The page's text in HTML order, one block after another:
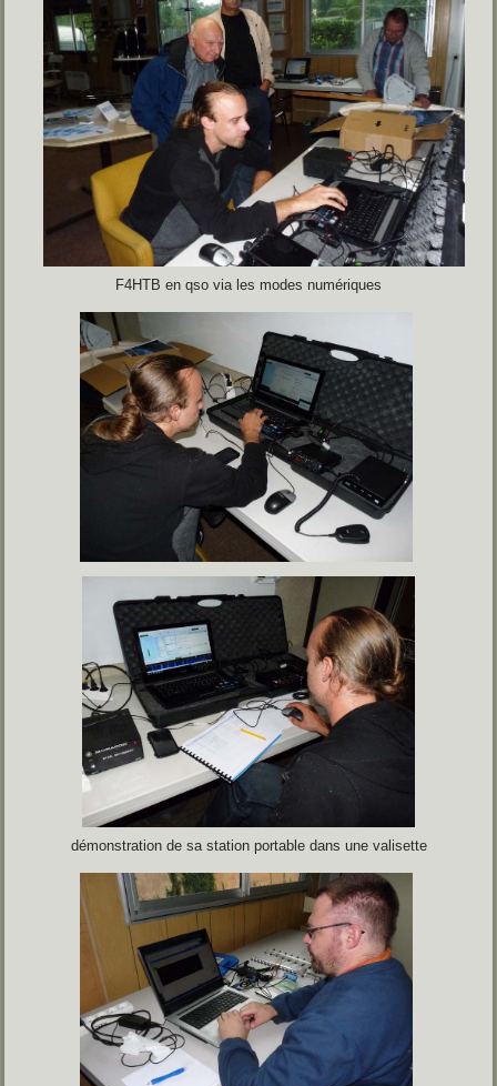
F4HTB en qso via les modes numériques
démonstration de sa station portable dans une valisette